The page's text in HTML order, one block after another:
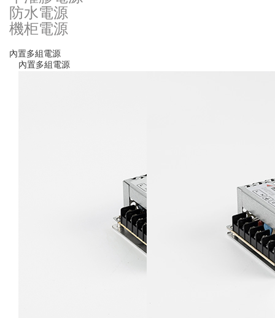
防水電源
機柜電源
內置多組電源
內置多組電源